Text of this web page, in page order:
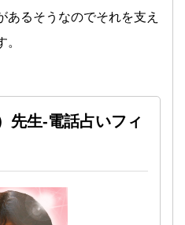
あるそうなのでそれを支え
先生-電話占いフィ